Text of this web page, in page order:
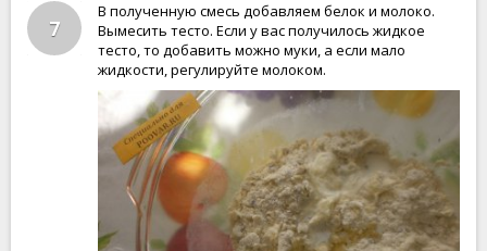
7
В полученную смесь добавляем белок и молоко.
Вымесить тесто. Если у вас получилось жидкое
тесто, то добавить можно муки, а если мало
жидкости, регулируйте молоком.